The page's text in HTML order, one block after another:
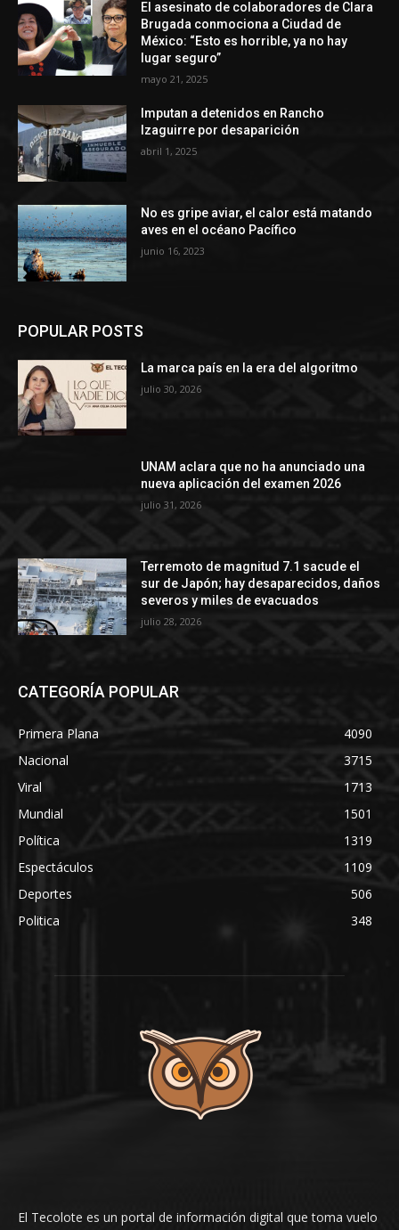
El asesinato de colaboradores de Clara
Brugada conmociona a Ciudad de
México: “Esto es horrible, ya no hay
lugar seguro”
mayo 21, 2025
Imputan a detenidos en Rancho
Izaguirre por desaparición
abril 1, 2025
No es gripe aviar, el calor está matando
aves en el océano Pacífico
junio 16, 2023
POPULAR POSTS
La marca país en la era del algoritmo
julio 30, 2026
UNAM aclara que no ha anunciado una
nueva aplicación del examen 2026
julio 31, 2026
Terremoto de magnitud 7.1 sacude el
sur de Japón; hay desaparecidos, daños
severos y miles de evacuados
julio 28, 2026
CATEGORÍA POPULAR
Primera Plana
4090
Nacional
3715
Viral
1713
Mundial
1501
Política
1319
Espectáculos
1109
Deportes
506
Politica
348
El Tecolote es un portal de información digital que toma vuelo